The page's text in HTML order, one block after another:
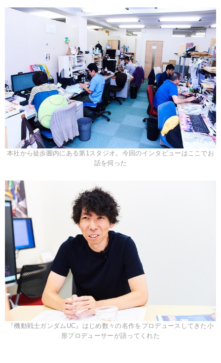
本社から徒歩圏内にある第1スタジオ。今回のインタビューはここでお
話を伺った
『機動戦士ガンダムUC』はじめ数々の名作をプロデュースしてきた小
形プロデューサーが語ってくれた